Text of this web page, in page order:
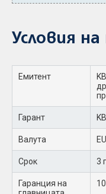
Условия
Емитент
Гарант
Валута
Срок 3
Гаранция на